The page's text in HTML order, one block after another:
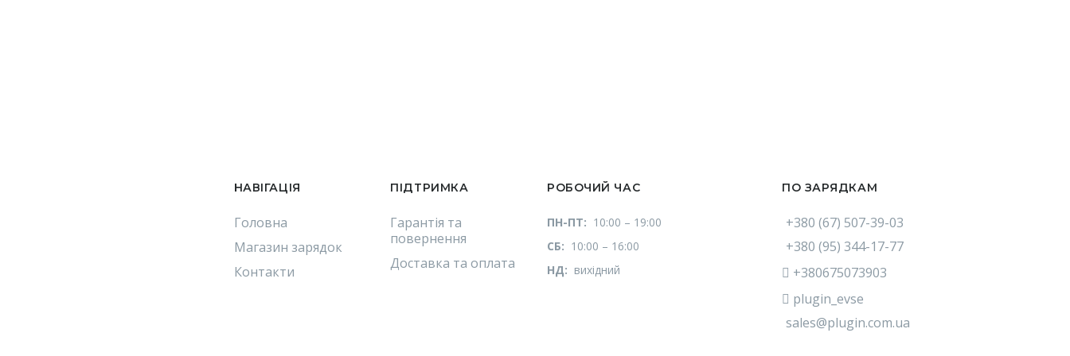
НАВІГАЦІЯ
Головна
Магазин зарядок
Контакти
ПІДТРИМКА
Гарантія та
повернення
Доставка та оплата
РОБОЧИЙ ЧАС
ПН-ПТ: 10:00 – 19:00
СБ: 10:00 – 16:00
НД: вихідний
ПО ЗАРЯДКАМ
+380 (67) 507-39-03
+380 (95) 344-17-77
+380675073903
plugin_evse
sales@plugin.com.ua